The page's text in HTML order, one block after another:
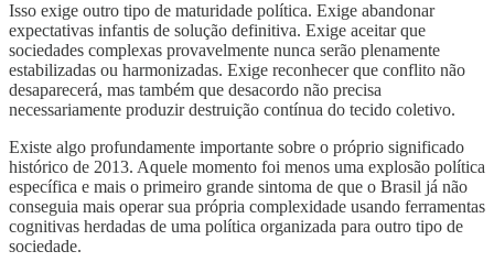
Isso exige outro tipo de maturidade política. Exige abandonar
expectativas infantis de solução definitiva. Exige aceitar que
sociedades complexas provavelmente nunca serão plenamente
estabilizadas ou harmonizadas. Exige reconhecer que conflito não
desaparecerá, mas também que desacordo não precisa
necessariamente produzir destruição contínua do tecido coletivo.
Existe algo profundamente importante sobre o próprio significado
histórico de 2013. Aquele momento foi menos uma explosão política
específica e mais o primeiro grande sintoma de que o Brasil já não
conseguia mais operar sua própria complexidade usando ferramentas
cognitivas herdadas de uma política organizada para outro tipo de
sociedade.